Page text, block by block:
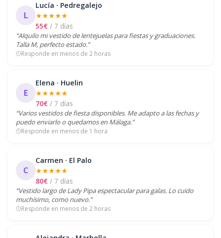
L
Lucía · Pedregalejo
★★★★★
55€ / 7 días
“Alquilo mi vestido de lentejuelas para fiestas y graduaciones.
Talla M, perfecto estado.”
Responde en menos de 2 horas
E
Elena · Huelin
★★★★★
70€ / 7 días
“Varios vestidos de fiesta disponibles. Me adapto a las fechas y
puedo enviarlo o quedamos en Málaga.”
Responde en menos de 1 hora
C
Carmen · El Palo
★★★★★
80€ / 7 días
“Vestido largo de Lady Pipa espectacular para galas. Lo cuido
muchísimo, como nuevo.”
Responde en menos de 2 horas